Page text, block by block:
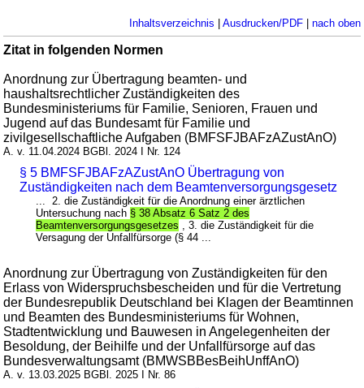
Inhaltsverzeichnis Ausdrucken/PDF| nach oben
Zitat in folgenden Normen
Anordnung zur Übertragung beamten- und
haushaltsrechtlicher Zuständigkeiten des
Bundesministeriums für Familie, Senioren, Frauen und
Jugend auf das Bundesamt für Familie und
zivilgesellschaftliche Aufgaben (BMFSFJBAFzAZustAnO)
A. v. 11.04.2024 BGBl. 2024 I Nr. 124
§ 5 BMFSFJBAFzAZustAnO Übertragung von
Zuständigkeiten nach dem Beamtenversorgungsgesetz
... 2. die Zuständigkeit für die Anordnung einer ärztlichen
Untersuchung nach § 38 Absatz 6 Satz 2 des
Beamtenversorgungsgesetzes , 3. die Zuständigkeit für die
Versagung der Unfallfürsorge (§ 44 ...
Anordnung zur Übertragung von Zuständigkeiten für den
Erlass von Widerspruchsbescheiden und für die Vertretung
der Bundesrepublik Deutschland bei Klagen der Beamtinnen
und Beamten des Bundesministeriums für Wohnen,
Stadtentwicklung und Bauwesen in Angelegenheiten der
Besoldung, der Beihilfe und der Unfallfürsorge auf das
Bundesverwaltungsamt (BMWSBBesBeihUnffAnO)
A. v. 13.03.2025 BGBl. 2025 I Nr. 86